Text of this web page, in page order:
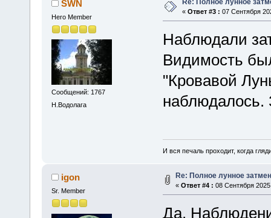
SWN
Hero Member
Сообщений: 1767
Н.Водолага
« Ответ #3 : 07 Сентября
Наблюдали
Видимость
"Кровавой
наблюдалось.
И вся печаль проходит, когда
igon
Sr. Member
Re: Полное лунное
« Ответ #4 : 08 Сентября
Да.